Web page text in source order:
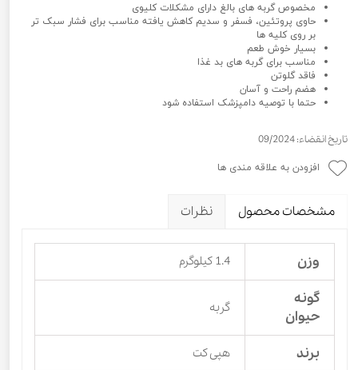
مخصوص گربه های بالغ دارای مشکلات کلیوی
حاوی پروتئین، فسفر و سدیم کاهش یافته مناسب برای فشار سبک تر
بر روی کلیه ها
بسیار خوش طعم
مناسب برای گربه های بد غذا
فاقد گلوتن
هضم راحت و آسان
حتما با توصیه دامپزشک استفاده شود
تاریخ انقضاء: 09/2024
افزودن به علاقه مندی ها
مشخصات محصول نظرات
وزن 1.4 کیلوگرم
گونه
حیوان
گربه
برند هپی کت